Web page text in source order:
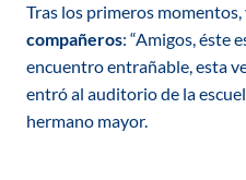
Tras los primeros
compañeros: “Amigos, éste
encuentro entrañable, esta
entró al auditorio de la
hermano mayor.